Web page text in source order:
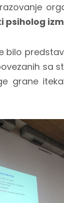
psiholog
bilo
sa
grane